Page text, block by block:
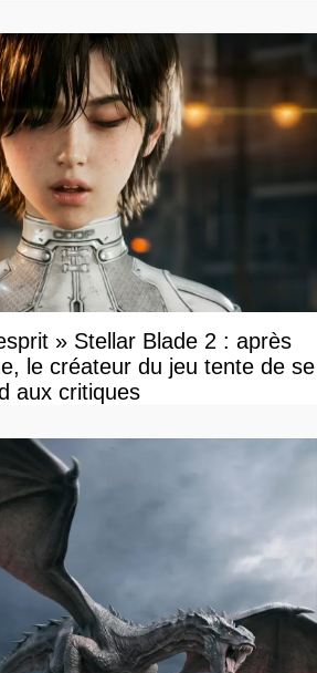
» Stellar Blade 2 : après
le créateur du jeu tente de se
aux critiques